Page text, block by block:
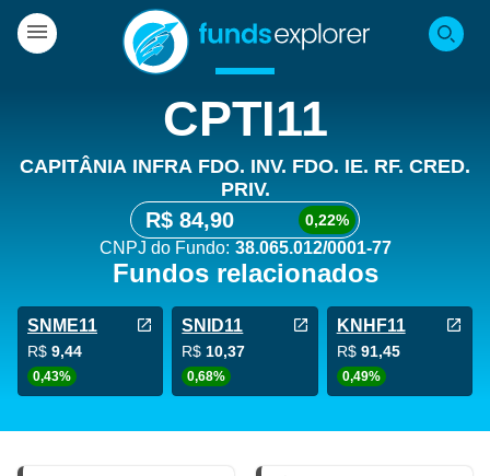
CPTI11
CAPITÂNIA INFRA FDO. INV. FDO. IE. RF. CRED.
PRIV.
R$ 84,90 0,22%
CNPJ do Fundo: 38.065.012/0001-77
Fundos relacionados
SNME11
R$ 9,44
0,43%
SNID11
R$ 10,37
0,68%
KNHF11
R$ 91,45
0,49%